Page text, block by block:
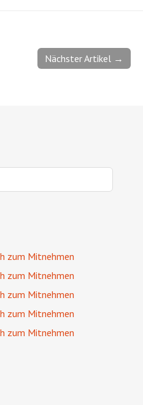
Nächster Artikel →
zum Mitnehmen
zum Mitnehmen
zum Mitnehmen
zum Mitnehmen
zum Mitnehmen